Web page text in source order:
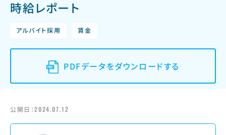
時給レポート
アルバイト採用 賃金
PDFデータをダウンロードする
公開日：2024.07.12